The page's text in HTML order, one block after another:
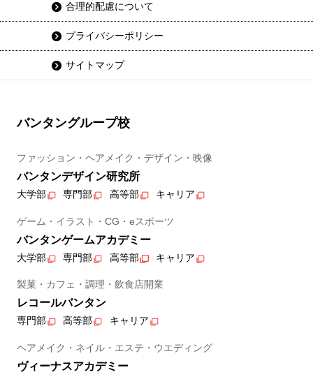
合理的配慮について
プライバシーポリシー
サイトマップ
バンタングループ校
ファッション・ヘアメイク・デザイン・映像
バンタンデザイン研究所
大学部 専門部 高等部 キャリア
ゲーム・イラスト・CG・eスポーツ
バンタンゲームアカデミー
大学部 専門部 高等部 キャリア
製菓・カフェ・調理・飲食店開業
レコールバンタン
専門部 高等部 キャリア
ヘアメイク・ネイル・エステ・ウエディング
ヴィーナスアカデミー